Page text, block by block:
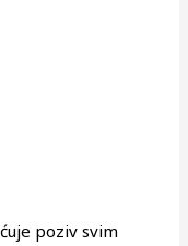
poziv svim